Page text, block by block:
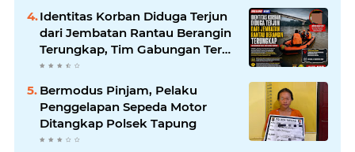
Identitas Korban Diduga Terjun
dari Jembatan Rantau Berangin
Terungkap, Tim Gabungan Terus
Sisir Sungai Kampar
Bermodus Pinjam, Pelaku
Penggelapan Sepeda Motor
Ditangkap Polsek Tapung